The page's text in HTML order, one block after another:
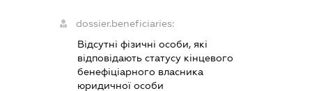
dossier.beneficiaries:
Відсутні фізичні особи, які
відповідають статусу кінцевого
бенефіціарного власника
юридичної особи